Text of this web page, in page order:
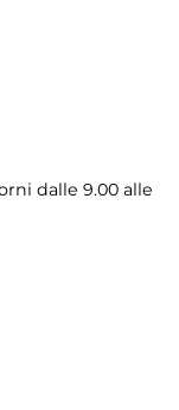
dalle 9.00 alle